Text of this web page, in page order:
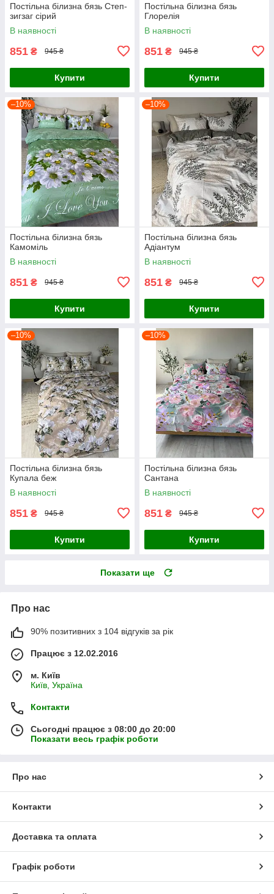
Постільна білизна бязь Степ-
зигзаг сірий
В наявності
851 ₴ 945 ₴
Купити
Постільна білизна бязь
Глорелія
В наявності
851 ₴ 945 ₴
Купити
–10%
Постільна білизна бязь
Камоміль
В наявності
851 ₴ 945 ₴
Купити
–10%
Постільна білизна бязь
Адіантум
В наявності
851 ₴ 945 ₴
Купити
–10%
Постільна білизна бязь
Купала беж
В наявності
851 ₴ 945 ₴
Купити
–10%
Постільна білизна бязь
Сантана
В наявності
851 ₴ 945 ₴
Купити
Показати ще
Про нас
90% позитивних з 104 відгуків за рік
Працює з 12.02.2016
м. Київ
Київ, Україна
Контакти
Сьогодні працює з 08:00 до 20:00
Показати весь графік роботи
Про нас
Контакти
Доставка та оплата
Графік роботи